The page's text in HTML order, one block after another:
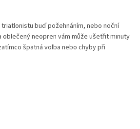
buď požehnáním, nebo noční
oblečený neopren vám může ušetřit minuty
špatná volba nebo chyby při